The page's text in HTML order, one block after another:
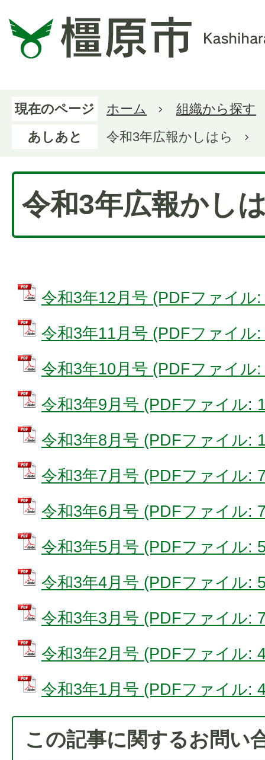
現在のページ ホーム
組織から探す
あしあと
令和3年広報かしはら
令和3年広報かし
令和3年12月号 (PDFファイル
令和3年11月号 (PDFファイル
令和3年10月号 (PDFファイル
令和3年9月号 (PDFファイル:
令和3年8月号 (PDFファイル:
令和3年7月号 (PDFファイル:
令和3年6月号 (PDFファイル:
令和3年5月号 (PDFファイル:
令和3年4月号 (PDFファイル:
令和3年3月号 (PDFファイル:
令和3年2月号 (PDFファイル:
令和3年1月号 (PDFファイル:
この記事に関するお問い